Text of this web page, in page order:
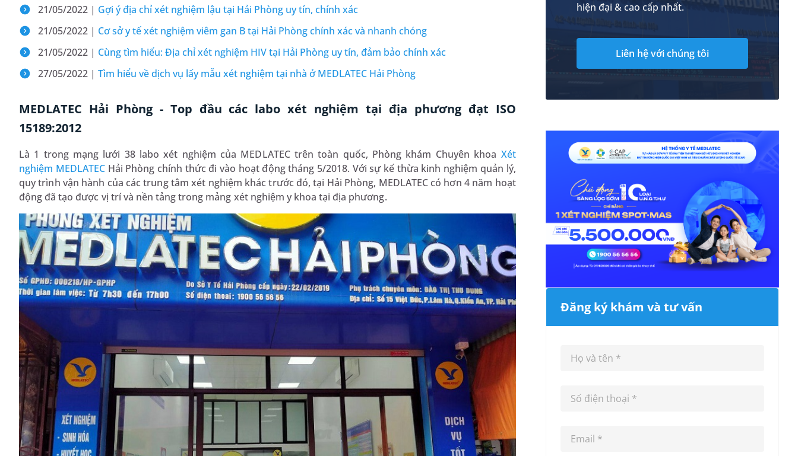
21/05/2022 | Gợi ý địa chỉ xét nghiệm lậu tại Hải Phòng uy tín, chính xác
21/05/2022 | Cơ sở y tế xét nghiệm viêm gan B tại Hải Phòng chính xác và nhanh chóng
21/05/2022 | Cùng tìm hiểu: Địa chỉ xét nghiệm HIV tại Hải Phòng uy tín, đảm bảo chính xác
27/05/2022 | Tìm hiểu về dịch vụ lấy mẫu xét nghiệm tại nhà ở MEDLATEC Hải Phòng
MEDLATEC Hải Phòng - Top đầu các labo xét nghiệm tại địa phương đạt ISO
15189:2012
Là 1 trong mạng lưới 38 labo xét nghiệm của MEDLATEC trên toàn quốc, Phòng khám Chuyên khoa Xét
nghiệm MEDLATEC Hải Phòng chính thức đi vào hoạt động tháng 5/2018. Với sự kế thừa kinh nghiệm quản lý,
quy trình vận hành của các trung tâm xét nghiệm khác trước đó, tại Hải Phòng, MEDLATEC có hơn 4 năm hoạt
động đã tạo được vị trí và nền tảng trong mảng xét nghiệm y khoa tại địa phương.
hiện đại & cao cấp nhất.
Liên hệ với chúng tôi
Đăng ký khám và tư vấn